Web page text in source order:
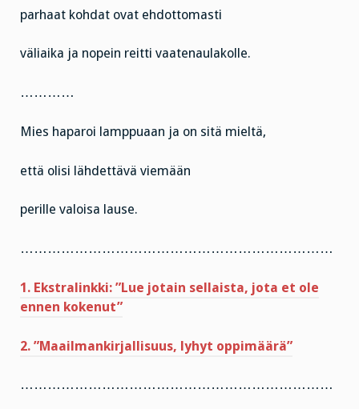
parhaat kohdat ovat ehdottomasti
väliaika ja nopein reitti vaatenaulakolle.
…………
Mies haparoi lamppuaan ja on sitä mieltä,
että olisi lähdettävä viemään
perille valoisa lause.
……………………………………………………………
1. Ekstralinkki: ”Lue jotain sellaista, jota et ole
ennen kokenut”
2. ”Maailmankirjallisuus, lyhyt oppimäärä”
……………………………………………………………